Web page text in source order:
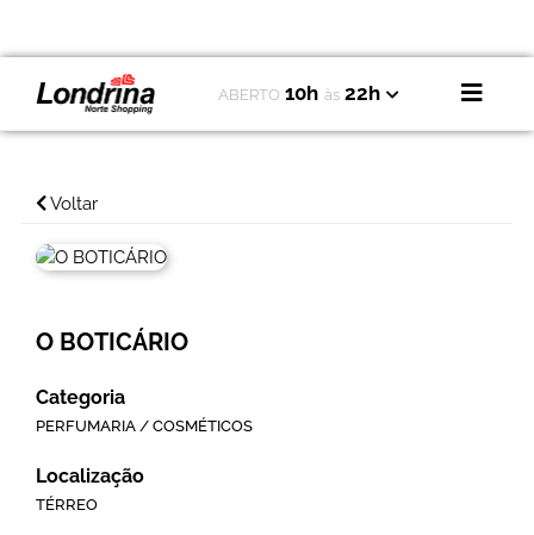
ABERTO 10h às 22h
Voltar
O BOTICÁRIO
Categoria
PERFUMARIA / COSMÉTICOS
Localização
TÉRREO